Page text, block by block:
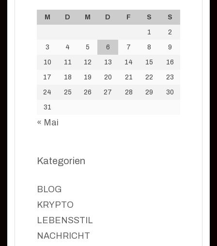
M D M D F S S
1 2
3 4 5 6 7 8 9
10 11 12 13 14 15 16
17 18 19 20 21 22 23
24 25 26 27 28 29 30
31
« Mai
Kategorien
BLOG
KRYPTO
LEBENSSTIL
NACHRICHT